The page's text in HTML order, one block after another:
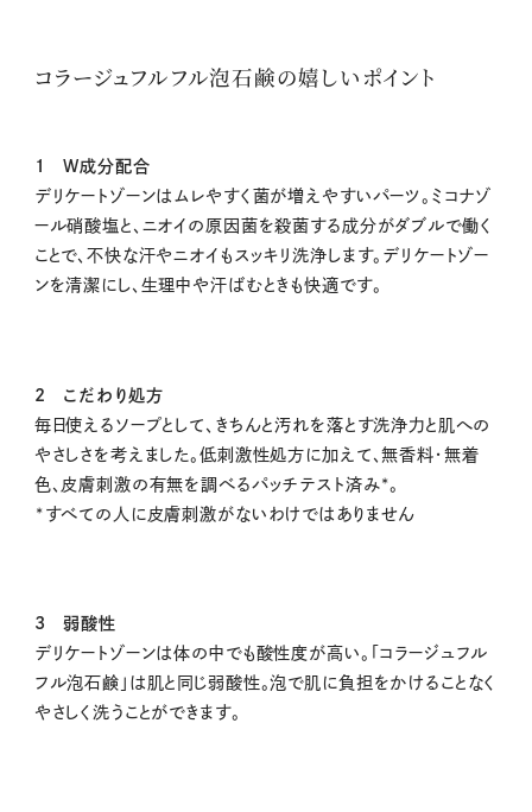
コラージュフルフル泡石鹸の嬉しいポイント
1 W成分配合
デリケートゾーンはムレやすく菌が増えやすいパーツ。ミコナゾ
ール硝酸塩と、ニオイの原因菌を殺菌する成分がダブルで働く
ことで、不快な汗やニオイもスッキリ洗浄します。デリケートゾー
ンを清潔にし、生理中や汗ばむときも快適です。
2 こだわり処方
毎日使えるソープとして、きちんと汚れを落とす洗浄力と肌への
やさしさを考えました。低刺激性処方に加えて、無香料・無着
色、皮膚刺激の有無を調べるパッチテスト済み*。
*すべての人に皮膚刺激がないわけではありません
3 弱酸性
デリケートゾーンは体の中でも酸性度が高い。「コラージュフル
フル泡石鹸」は肌と同じ弱酸性。泡で肌に負担をかけることなく
やさしく洗うことができます。